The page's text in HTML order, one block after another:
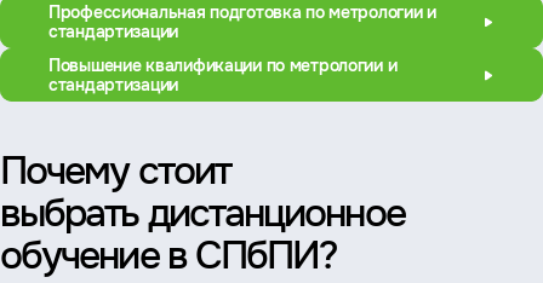
Профессиональная подготовка по метрологии и
стандартизации
Повышение квалификации по метрологии и
стандартизации
Почему стоит
выбрать дистанционное
обучение в СПбПИ?